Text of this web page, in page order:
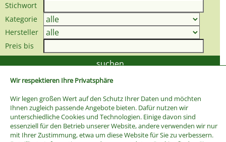
Wir respektieren Ihre Privatsphäre
Wir legen großen Wert auf den Schutz Ihrer Daten und möchten
Ihnen zugleich passende Angebote bieten. Dafür nutzen wir
unterschiedliche Cookies und Technologien. Einige davon sind
essenziell für den Betrieb unserer Website, andere verwenden wir nur
mit Ihrer Zustimmung, etwa um diese Website für Sie zu verbessern.
Stichwort
Kategorie
Hersteller
Preis bis